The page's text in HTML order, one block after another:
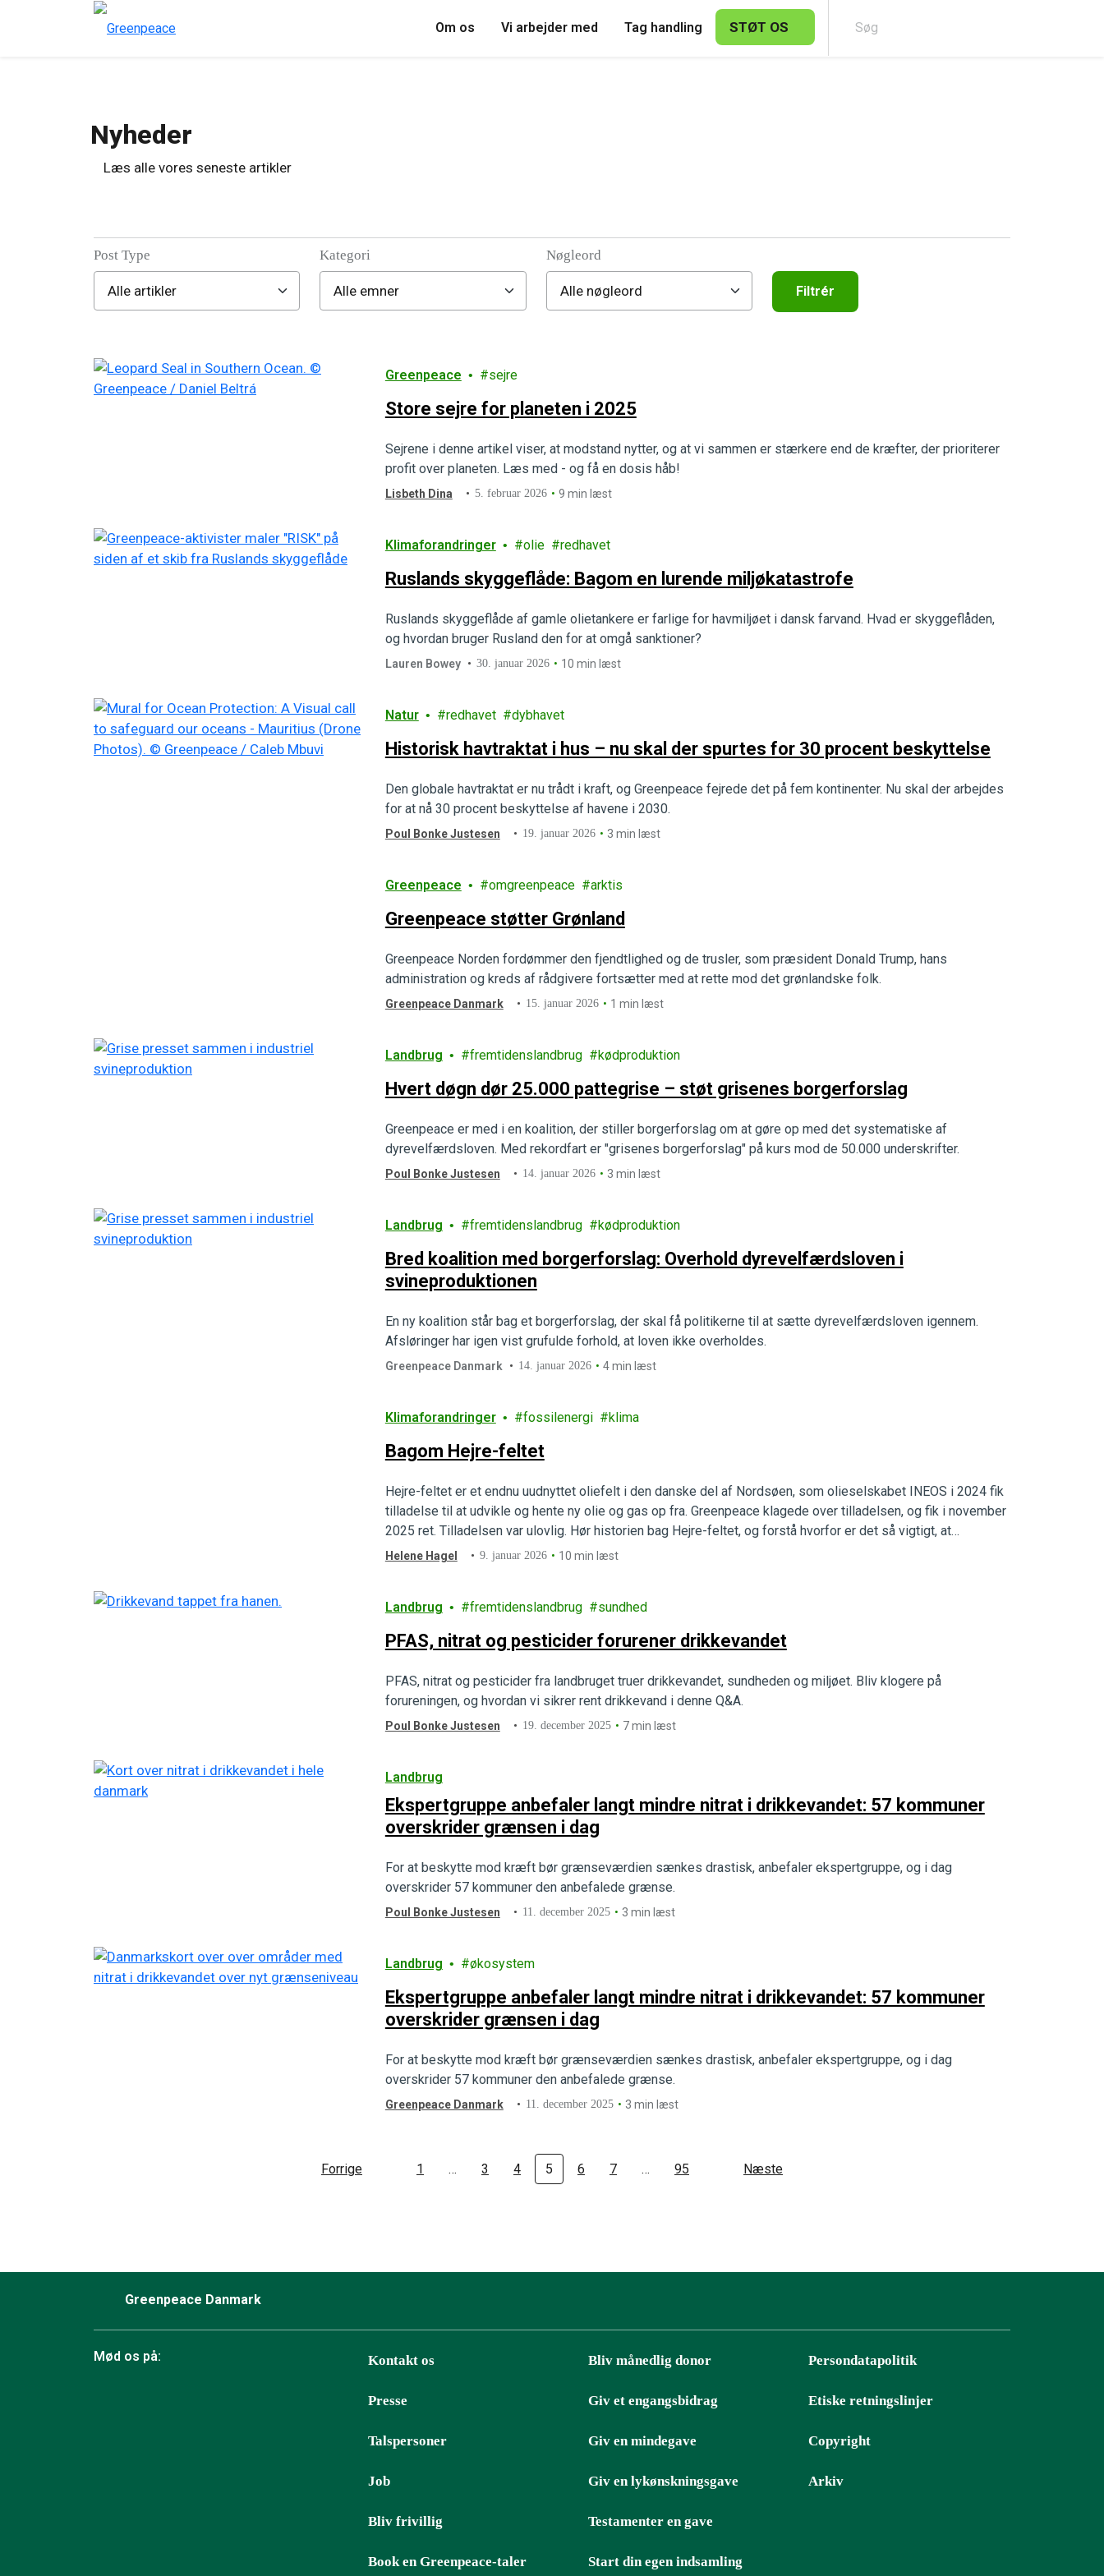
Om os Vi arbejder med Tag handling STØT OS
Nyheder
Læs alle vores seneste artikler
Filter posts
Post Type Kategori Nøgleord
Filtrér
Filtered results Greenpeace sejre
Store sejre for planeten i 2025
Sejrene i denne artikel viser, at modstand nytter, og at vi sammen er stærkere end de kræfter, der prioriterer
profit over planeten. Læs med - og få en dosis håb!
Lisbeth Dina 5. februar 2026 9 min læst
Klimaforandringer olie redhavet
Ruslands skyggeflåde: Bagom en lurende miljøkatastrofe
Ruslands skyggeflåde af gamle olietankere er farlige for havmiljøet i dansk farvand. Hvad er skyggeflåden,
og hvordan bruger Rusland den for at omgå sanktioner?
Lauren Bowey 30. januar 2026 10 min læst
Natur redhavet dybhavet
Historisk havtraktat i hus – nu skal der spurtes for 30 procent beskyttelse
Den globale havtraktat er nu trådt i kraft, og Greenpeace fejrede det på fem kontinenter. Nu skal der arbejdes
for at nå 30 procent beskyttelse af havene i 2030.
Poul Bonke Justesen 19. januar 2026 3 min læst
Greenpeace omgreenpeace arktis
Greenpeace støtter Grønland
Greenpeace Norden fordømmer den fjendtlighed og de trusler, som præsident Donald Trump, hans
administration og kreds af rådgivere fortsætter med at rette mod det grønlandske folk.
Greenpeace Danmark 15. januar 2026 1 min læst
Landbrug fremtidenslandbrug kødproduktion
Hvert døgn dør 25.000 pattegrise – støt grisenes borgerforslag
Greenpeace er med i en koalition, der stiller borgerforslag om at gøre op med det systematiske af
dyrevelfærdsloven. Med rekordfart er "grisenes borgerforslag" på kurs mod de 50.000 underskrifter.
Poul Bonke Justesen 14. januar 2026 3 min læst
Landbrug fremtidenslandbrug kødproduktion
Bred koalition med borgerforslag: Overhold dyrevelfærdsloven i
svineproduktionen
En ny koalition står bag et borgerforslag, der skal få politikerne til at sætte dyrevelfærdsloven igennem.
Afsløringer har igen vist grufulde forhold, at loven ikke overholdes.
Greenpeace Danmark 14. januar 2026 4 min læst
Klimaforandringer fossilenergi klima
Bagom Hejre-feltet
Hejre-feltet er et endnu uudnyttet oliefelt i den danske del af Nordsøen, som olieselskabet INEOS i 2024 fik
tilladelse til at udvikle og hente ny olie og gas op fra. Greenpeace klagede over tilladelsen, og fik i november
2025 ret. Tilladelsen var ulovlig. Hør historien bag Hejre-feltet, og forstå hvorfor er det så vigtigt, at…
Helene Hagel 9. januar 2026 10 min læst
Landbrug fremtidenslandbrug sundhed
PFAS, nitrat og pesticider forurener drikkevandet
PFAS, nitrat og pesticider fra landbruget truer drikkevandet, sundheden og miljøet. Bliv klogere på
forureningen, og hvordan vi sikrer rent drikkevand i denne Q&A.
Poul Bonke Justesen 19. december 2025 7 min læst
Landbrug
Ekspertgruppe anbefaler langt mindre nitrat i drikkevandet: 57 kommuner
overskrider grænsen i dag
For at beskytte mod kræft bør grænseværdien sænkes drastisk, anbefaler ekspertgruppe, og i dag
overskrider 57 kommuner den anbefalede grænse.
Poul Bonke Justesen 11. december 2025 3 min læst
Landbrug økosystem
Ekspertgruppe anbefaler langt mindre nitrat i drikkevandet: 57 kommuner
overskrider grænsen i dag
For at beskytte mod kræft bør grænseværdien sænkes drastisk, anbefaler ekspertgruppe, og i dag
overskrider 57 kommuner den anbefalede grænse.
Greenpeace Danmark 11. december 2025 3 min læst
Forrige 1 … 3 4 5 6 7 … 95 Næste
Greenpeace Danmark
Mød os på: Kontakt os
Presse
Talspersoner
Job
Bliv frivillig
Book en Greenpeace-taler
Bliv månedlig donor
Giv et engangsbidrag
Giv en mindegave
Giv en lykønskningsgave
Testamenter en gave
Start din egen indsamling
Persondatapolitik
Etiske retningslinjer
Copyright
Arkiv